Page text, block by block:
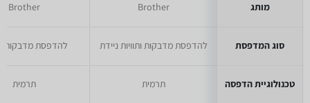
מותג
סוג המדפסת
טכנולוגיית הדפסה
Brother
להדפסת מדבקות ותוויות ניידת
תרמית
Brother
להדפסת מדבקות
תרמית